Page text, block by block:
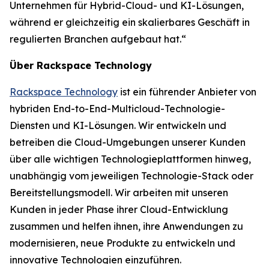
Unternehmen für Hybrid-Cloud- und KI-Lösungen,
während er gleichzeitig ein skalierbares Geschäft in
regulierten Branchen aufgebaut hat.“
Über Rackspace Technology
Rackspace Technology ist ein führender Anbieter von
hybriden End-to-End-Multicloud-Technologie-
Diensten und KI-Lösungen. Wir entwickeln und
betreiben die Cloud-Umgebungen unserer Kunden
über alle wichtigen Technologieplattformen hinweg,
unabhängig vom jeweiligen Technologie-Stack oder
Bereitstellungsmodell. Wir arbeiten mit unseren
Kunden in jeder Phase ihrer Cloud-Entwicklung
zusammen und helfen ihnen, ihre Anwendungen zu
modernisieren, neue Produkte zu entwickeln und
innovative Technologien einzuführen.